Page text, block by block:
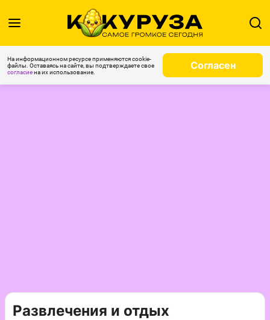
На информационном ресурсе применяются cookie-
файлы. Оставаясь на сайте, вы подтверждаете свое
согласиена их использование.
Согласен
Развлечения и отдых